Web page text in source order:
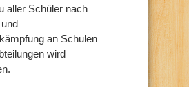
aller Schüler nach
an Schulen
wird